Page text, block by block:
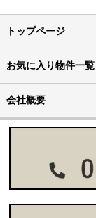
トップページ
お気に入り物件一覧
会社概要